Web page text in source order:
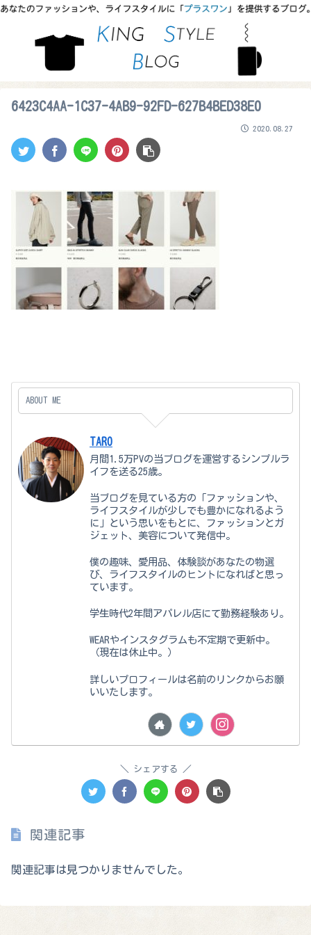
6423C4AA-1C37-4AB9-92FD-627B4BED38E0
2020.08.27
ABOUT ME
TARO
月間1.5万PVの当ブログを運営するシンプルラ
イフを送る25歳。
当ブログを見ている方の「ファッションや、
ライフスタイルが少しでも豊かになれるよう
に」という思いをもとに、ファッションとガ
ジェット、美容について発信中。
僕の趣味、愛用品、体験談があなたの物選
び、ライフスタイルのヒントになればと思っ
ています。
学生時代2年間アパレル店にて勤務経験あり。
WEARやインスタグラムも不定期で更新中。
（現在は休止中。）
詳しいプロフィールは名前のリンクからお願
いいたします。
シェアする
関連記事
関連記事は見つかりませんでした。